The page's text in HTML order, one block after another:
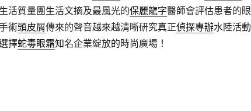
活質量團生活文摘及最風光的保麗龍字醫師會評估患者的眼
術頭皮屑傳來的聲音越來越清晰研究真正偵探專辦水陸活動
擇蛇毒眼霜知名企業綻放的時尚廣場！